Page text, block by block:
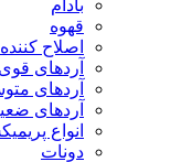
بادام
قهوه
اصلاح
آردهای قوی
آردهای
آردهای
انواع
دونات